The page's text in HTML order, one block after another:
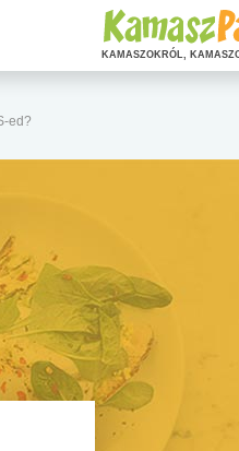
ed?
KAMASZOKRÓL,